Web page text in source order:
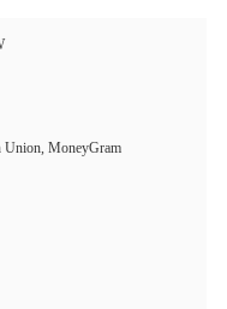
Union, MoneyGram